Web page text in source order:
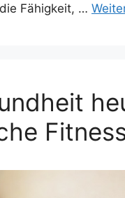
Fähigkeit, …